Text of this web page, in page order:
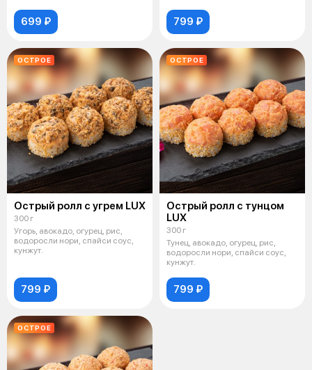
699 ₽ 799 ₽
ОСТРОЕ
Острый ролл с угрем LUX
300 г
Угорь, авокадо, огурец, рис,
водоросли нори, спайси соус,
кунжут.
799 ₽
ОСТРОЕ
Острый ролл с тунцом
LUX
300 г
Тунец, авокадо, огурец, рис,
водоросли нори, спайси соус,
кунжут.
799 ₽
ОСТРОЕ